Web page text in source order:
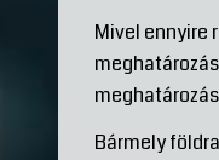
Mivel ennyire
Bármely